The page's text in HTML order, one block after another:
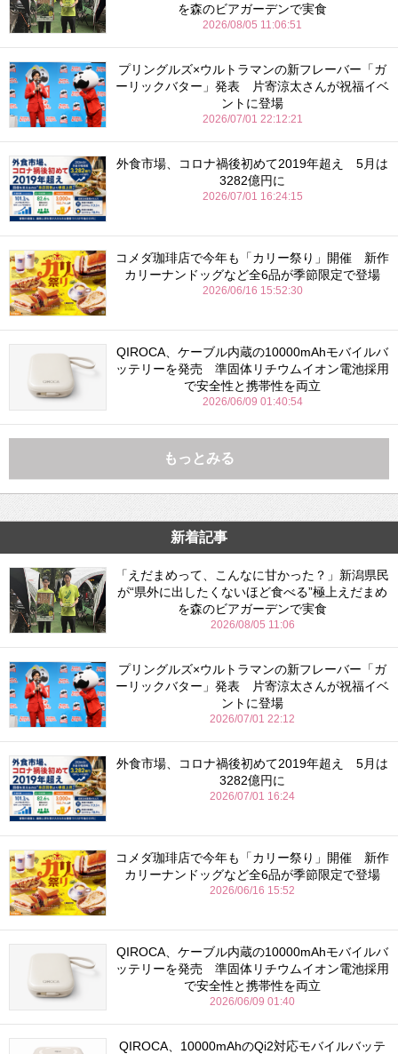
を森のビアガーデンで実食
2026/08/05 11:06:51
プリングルズ×ウルトラマンの新フレーバー「ガ
ーリックバター」発表 片寄涼太さんが祝福イベ
ントに登場
2026/07/01 22:12:21
外食市場、コロナ禍後初めて2019年超え 5月は
3282億円に
2026/07/01 16:24:15
コメダ珈琲店で今年も「カリー祭り」開催 新作
カリーナンドッグなど全6品が季節限定で登場
2026/06/16 15:52:30
QIROCA、ケーブル内蔵の10000mAhモバイルバ
ッテリーを発売 準固体リチウムイオン電池採用
で安全性と携帯性を両立
2026/06/09 01:40:54
もっとみる
新着記事
「えだまめって、こんなに甘かった？」新潟県民
が“県外に出したくないほど食べる”極上えだまめ
を森のビアガーデンで実食
2026/08/05 11:06
プリングルズ×ウルトラマンの新フレーバー「ガ
ーリックバター」発表 片寄涼太さんが祝福イベ
ントに登場
2026/07/01 22:12
外食市場、コロナ禍後初めて2019年超え 5月は
3282億円に
2026/07/01 16:24
コメダ珈琲店で今年も「カリー祭り」開催 新作
カリーナンドッグなど全6品が季節限定で登場
2026/06/16 15:52
QIROCA、ケーブル内蔵の10000mAhモバイルバ
ッテリーを発売 準固体リチウムイオン電池採用
で安全性と携帯性を両立
2026/06/09 01:40
QIROCA、10000mAhのQi2対応モバイルバッテ